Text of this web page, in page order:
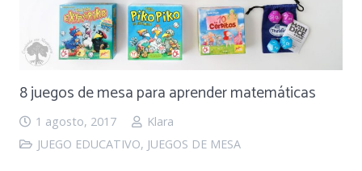
8 juegos de mesa para aprender matemáticas
1 agosto, 2017
Klara
JUEGO EDUCATIVO, JUEGOS DE MESA